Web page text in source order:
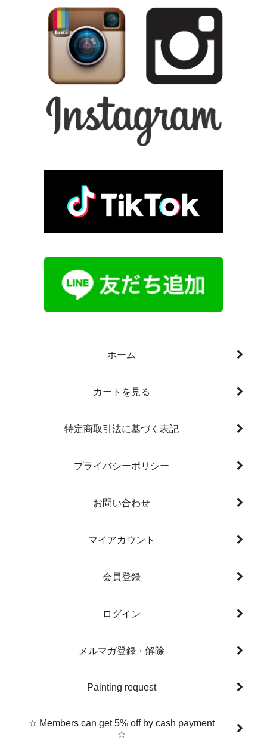
ホーム
カートを見る
特定商取引法に基づく表記
プライバシーポリシー
お問い合わせ
マイアカウント
会員登録
ログイン
メルマガ登録・解除
Painting request
☆ Members can get 5% off by cash payment
☆